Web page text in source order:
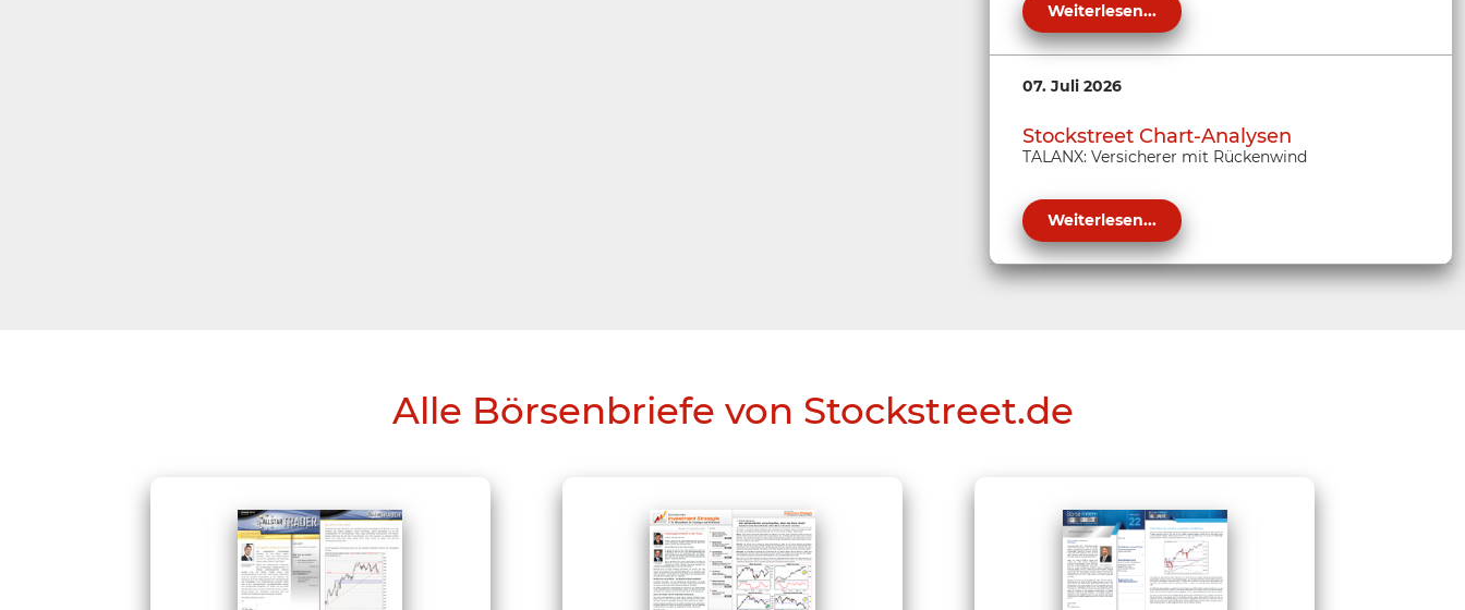
Weiterlesen...
07. Juli 2026
Stockstreet Chart-Analysen
TALANX: Versicherer mit Rückenwind
Weiterlesen...
Alle Börsenbriefe von Stockstreet.de